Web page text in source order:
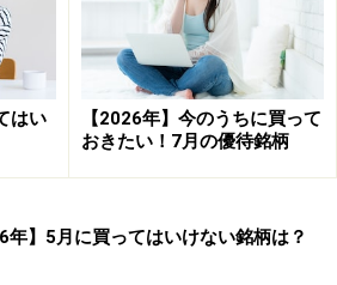
は
ートを見てみましょう。
会社四季報オンラインより
されているチャート、囲み部分の
はい
【2026年】今のうちに買って
おきたい！7月の優待銘柄
年】5月に買ってはいけない銘柄は？